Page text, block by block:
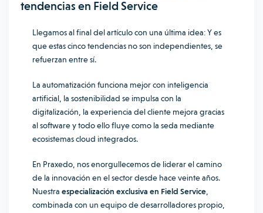
tendencias en Field Service
Llegamos al final del artículo con una última idea: Y es
que estas cinco tendencias no son independientes, se
refuerzan entre sí.
La automatización funciona mejor con inteligencia
artificial, la sostenibilidad se impulsa con la
digitalización, la experiencia del cliente mejora gracias
al software y todo ello fluye como la seda mediante
ecosistemas cloud integrados.
En Praxedo, nos enorgullecemos de liderar el camino
de la innovación en el sector desde hace veinte años.
Nuestra especialización exclusiva en Field Service
combinada con un equipo de desarrolladores propio,